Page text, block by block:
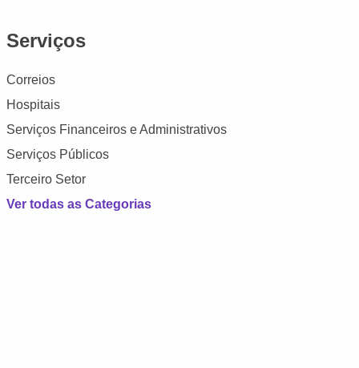
Serviços
Correios
Hospitais
Serviços Financeiros e Administrativos
Serviços Públicos
Terceiro Setor
Ver todas as Categorias